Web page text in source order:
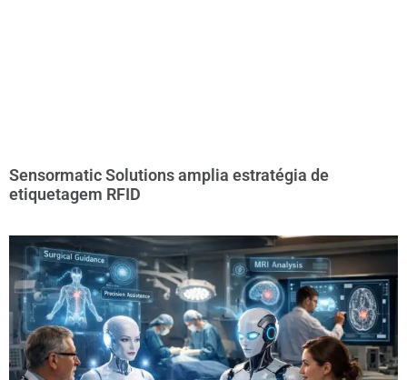
Sensormatic Solutions amplia estratégia de
etiquetagem RFID